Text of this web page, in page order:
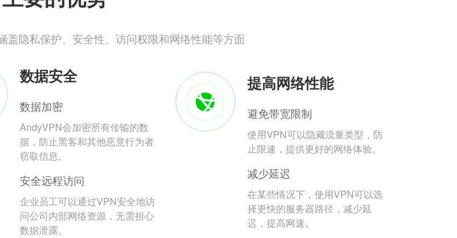
盖隐私保护、安全性、访问权限和网络性能等方面
数据安全
数据加密
AndyVPN会加密所有传输的数
据，防止黑客和其他恶意行为者
窃取信息。
安全远程访问
企业员工可以通过VPN安全地访
问公司内部网络资源，无需担心
数据泄露。
提高网络性能
避免带宽限制
使用VPN可以隐藏流量类型，防
止限速，提供更好的网络体验。
减少延迟
在某些情况下，使用VPN可以选
择更快的服务器路径，减少延
迟，提高网速。